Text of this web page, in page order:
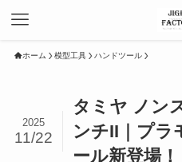
ホーム 模型工具 ハンドツール
タミヤ ノン
ンチII｜プラ
ール新登場！
2025
11/22